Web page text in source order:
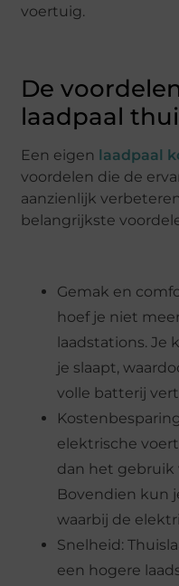
voertuig.
De
laadpaal
Een eigen laadpaal
voordelen die de
aanzienlijk
belangrijkste
Gemak en
hoef je niet
laadstations. Je
je slaapt,
volle batterij
elektrische
dan het gebruik
Bovendien kun
waarbij de
Snelheid:
een hogere